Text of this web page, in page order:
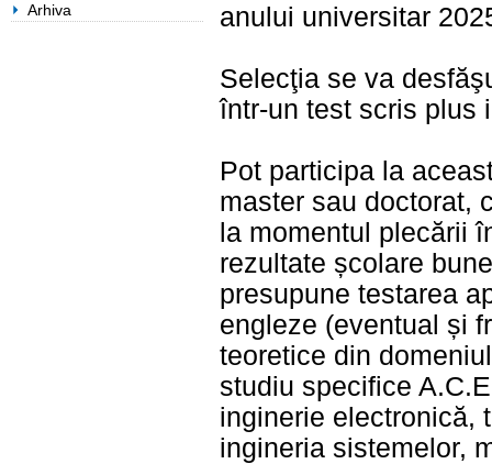
Arhiva
anului universitar
Selecţia se va
într-un test scris plus
Pot participa la
master sau doctorat,
la momentul plecării
rezultate școlare
presupune testarea
engleze (eventual și
teoretice din
studiu specifice
inginerie electronică,
ingineria sistemelor,